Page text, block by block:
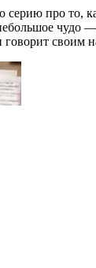
про то,
чудо
своим